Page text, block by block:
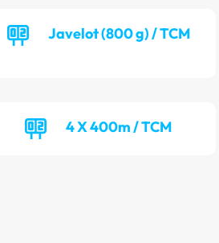
Javelot (800 g) / TCM
4 X 400m / TCM